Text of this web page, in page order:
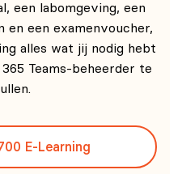
een labomgeving, een
en een examenvoucher,
alles wat jij nodig hebt
Teams-beheerder te
E-Learning